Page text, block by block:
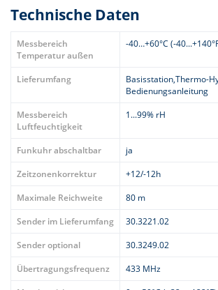
Technische Daten
Messbereich
Temperatur außen
-40…+60°C (-
Lieferumfang
Basisstation,Thermo-
Bedienungsanleitung
Messbereich
Luftfeuchtigkeit
1...99% rH
Funkuhr abschaltbar
ja
Zeitzonenkorrektur
+12/-12h
Maximale Reichweite
80 m
Sender im Lieferumfang
30.3221.02
Sender optional
30.3249.02
Übertragungsfrequenz
433 MHz